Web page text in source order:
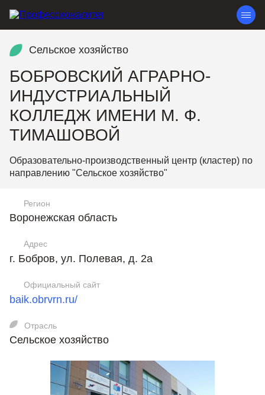
Сельское хозяйство
БОБРОВСКИЙ АГРАРНО-
ИНДУСТРИАЛЬНЫЙ
КОЛЛЕДЖ ИМЕНИ М. Ф.
ТИМАШОВОЙ
Образовательно-производственный центр (кластер) по
направлению "Сельское хозяйство"
Регион
Воронежская область
Адрес
г. Бобров, ул. Полевая, д. 2а
Официальный сайт
baik.obrvrn.ru/
Отрасль
Сельское хозяйство